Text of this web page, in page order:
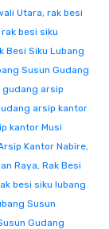
Utara, rak besi
rak besi siku
Besi Siku Lubang
Susun Gudang
gudang arsip
arsip kantor
kantor Musi
Kantor Nabire,
Raya, Rak Besi
besi siku lubang
Susun
Gudang